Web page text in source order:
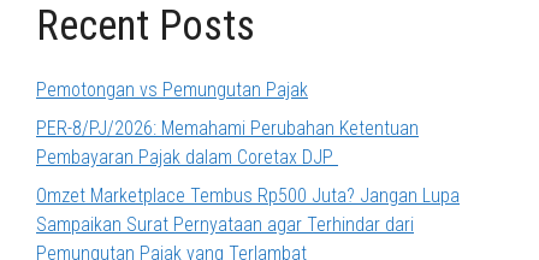
Recent Posts
Pemotongan vs Pemungutan Pajak
PER-8/PJ/2026: Memahami Perubahan Ketentuan
Pembayaran Pajak dalam Coretax DJP
Omzet Marketplace Tembus Rp500 Juta? Jangan Lupa
Sampaikan Surat Pernyataan agar Terhindar dari
Pemungutan Pajak yang Terlambat